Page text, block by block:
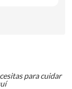
para cuidar